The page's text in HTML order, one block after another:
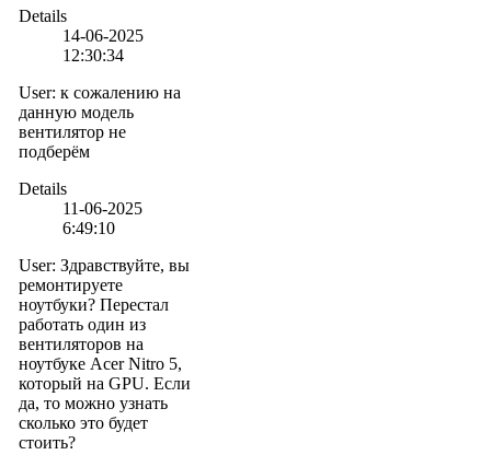
Details
14-06-2025
12:30:34
User: к сожалению на
данную модель
вентилятор не
подберём
Details
11-06-2025
6:49:10
User: Здравствуйте, вы
ремонтируете
ноутбуки? Перестал
работать один из
вентиляторов на
ноутбуке Acer Nitro 5,
который на GPU. Если
да, то можно узнать
сколько это будет
стоить?